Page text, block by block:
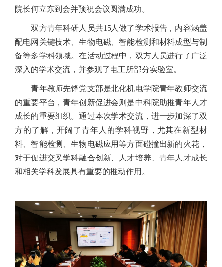
院长何立东到会并预祝会议圆满成功。
双方青年科研人员共15人做了学术报告，内容涵盖
配电网关键技术、生物电磁、智能检测和材料成型与制
备等多学科领域。在活动过程中，双方人员进行了广泛
深入的学术交流，并参观了电工所部分实验室。
青年教师先锋党支部是北化机电学院青年教师交流
的重要平台，青年创新促进会则是中科院助推青年人才
成长的重要组织。通过本次学术交流，进一步加深了双
方的了解，开阔了青年人的学科视野，尤其在新型材
料、智能检测、生物电磁应用等方面碰撞出新的火花，
对于促进交叉学科融合创新、人才培养、青年人才成长
和相关学科发展具有重要的推动作用。